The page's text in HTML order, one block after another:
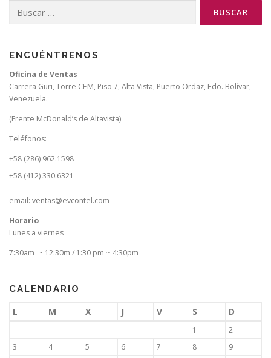
ENCUÉNTRENOS
Oficina de Ventas
Carrera Guri, Torre CEM, Piso 7, Alta Vista, Puerto Ordaz, Edo. Bolívar,
Venezuela.
(Frente McDonald’s de Altavista)
Teléfonos:
+58 (286) 962.1598
+58 (412) 330.6321
email: ventas@evcontel.com
Horario
Lunes a viernes
7:30am ~ 12:30m / 1:30 pm ~ 4:30pm
CALENDARIO
L M X J V S D
1
2
3
4 5 6 7 8
9